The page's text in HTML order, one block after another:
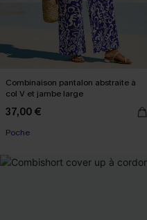
Combinaison pantalon abstraite à
col V et jambe large
37,00 €
Poche